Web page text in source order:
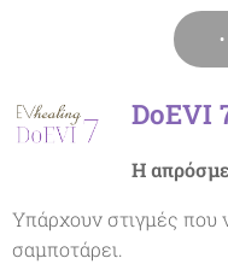
DoEVI
Η
Υπάρχουν στιγμές που
σαμποτάρει.